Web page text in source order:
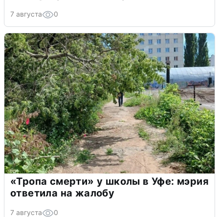
7 августа 0
«Тропа смерти» у школы в Уфе: мэрия
ответила на жалобу
7 августа 0